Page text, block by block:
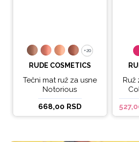
+20
+20
RUDE COSMETICS
Tečni mat ruž za usne
Notorious
668,00 RSD
Ruž